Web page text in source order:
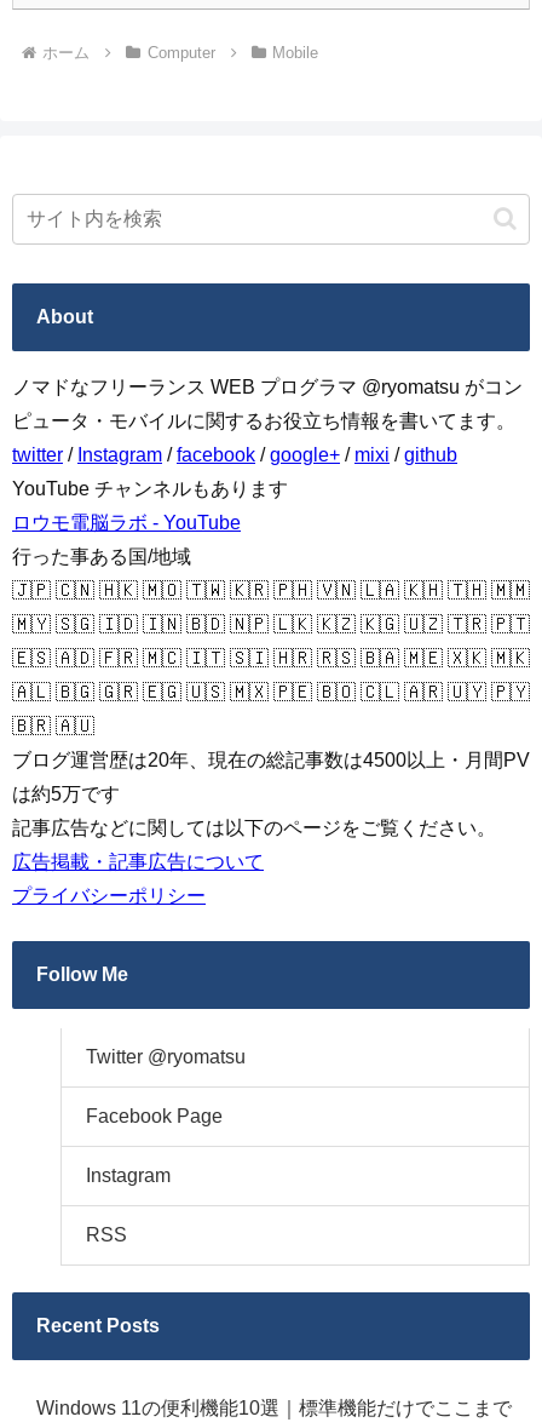
ホーム Computer Mobile
About
ノマドなフリーランス WEB プログラマ @ryomatsu がコン
ピュータ・モバイルに関するお役立ち情報を書いてます。
twitter / Instagram /facebook /google+ / mixi /github
YouTube チャンネルもあります
ロウモ電脳ラボ - YouTube
行った事ある国/地域
🇯🇵 🇨🇳 🇭🇰 🇲🇴 🇹🇼 🇰🇷 🇵🇭 🇻🇳 🇱🇦 🇰🇭 🇹🇭 🇲🇲
🇲🇾 🇸🇬 🇮🇩 🇮🇳 🇧🇩 🇳🇵 🇱🇰 🇰🇿 🇰🇬 🇺🇿 🇹🇷 🇵🇹
🇪🇸 🇦🇩 🇫🇷 🇲🇨 🇮🇹 🇸🇮 🇭🇷 🇷🇸 🇧🇦 🇲🇪 🇽🇰 🇲🇰
🇦🇱 🇧🇬 🇬🇷 🇪🇬 🇺🇸 🇲🇽 🇵🇪 🇧🇴 🇨🇱 🇦🇷 🇺🇾 🇵🇾
🇧🇷 🇦🇺
ブログ運営歴は20年、現在の総記事数は4500以上・月間PV
は約5万です
記事広告などに関しては以下のページをご覧ください。
広告掲載・記事広告について
プライバシーポリシー
Follow Me
Twitter @ryomatsu
Facebook Page
Instagram
RSS
Recent Posts
Windows 11の便利機能10選｜標準機能だけでここまで